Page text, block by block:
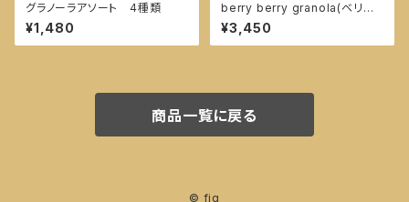
グラノーラアソート 4種類
¥1,480
berry berry granola(ベリー
ベリーグラノーラ) 550g
¥3,450
商品一覧に戻る
© fig